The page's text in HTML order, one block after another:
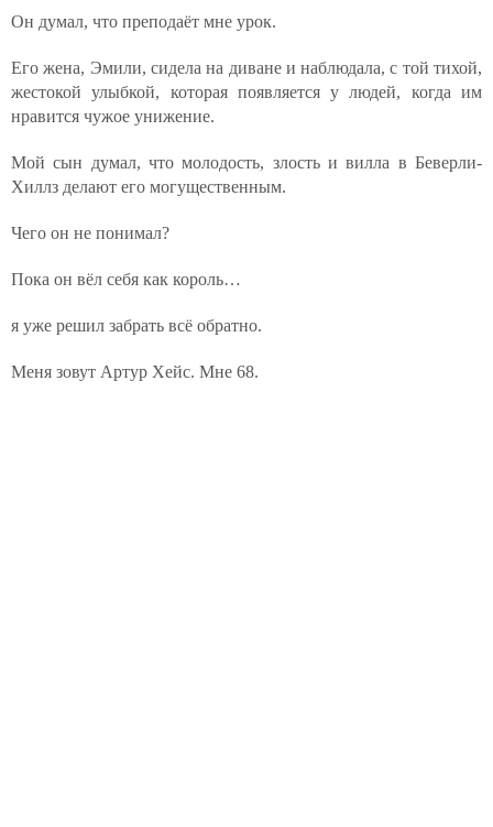
Он думал, что преподаёт мне урок.
Его жена, Эмили, сидела на диване и наблюдала, с той тихой,
жестокой улыбкой, которая появляется у людей, когда им
нравится чужое унижение.
Мой сын думал, что молодость, злость и вилла в Беверли-
Хиллз делают его могущественным.
Чего он не понимал?
Пока он вёл себя как король…
я уже решил забрать всё обратно.
Меня зовут Артур Хейс. Мне 68.